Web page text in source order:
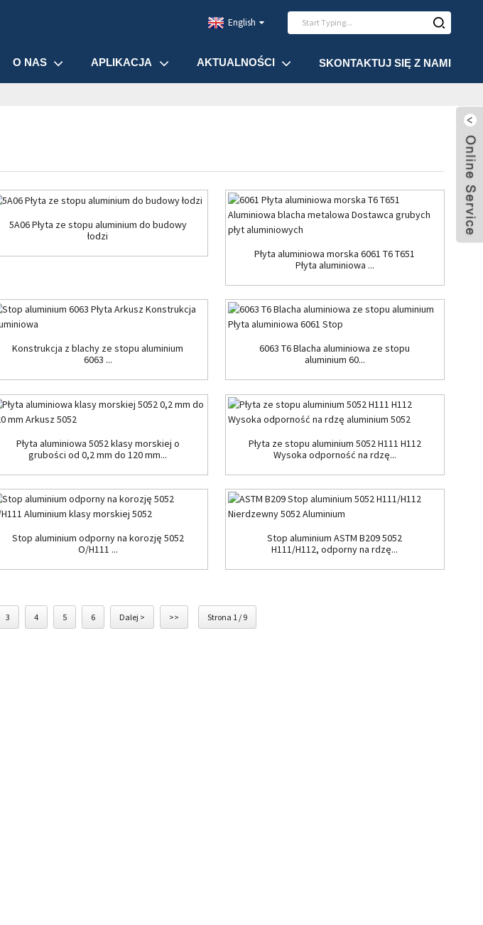
O NAS APLIKACJA AKTUALNOŚCI SKONTAKTUJ SIĘ Z NAMI
English
5A06 Płyta ze stopu aluminium do budowy
łodzi
Płyta aluminiowa morska 6061 T6 T651
Płyta aluminiowa ...
Konstrukcja z blachy ze stopu aluminium
6063 ...
6063 T6 Blacha aluminiowa ze stopu
aluminium 60...
Płyta aluminiowa 5052 klasy morskiej o
grubości od 0,2 mm do 120 mm...
Płyta ze stopu aluminium 5052 H111 H112
Wysoka odporność na rdzę...
Stop aluminium odporny na korozję 5052
O/H111 ...
Stop aluminium ASTM B209 5052
H111/H112, odporny na rdzę...
3 4 5 6 Dalej > >> Strona 1 / 9